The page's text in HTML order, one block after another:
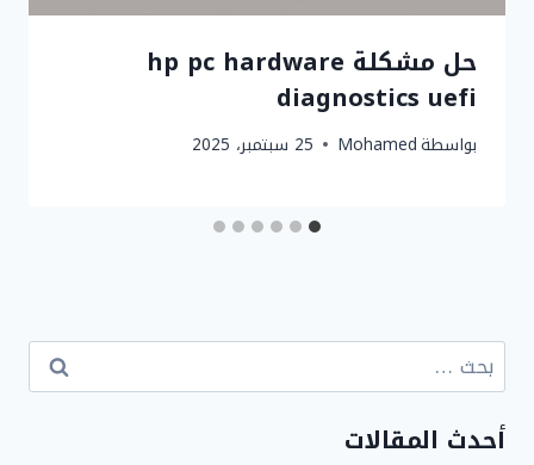
حل مشكلة hp pc hardware
diagnostics uefi
بواسطةMohamed 25 سبتمبر، 2025
البحث
عن:
أحدث المقالات